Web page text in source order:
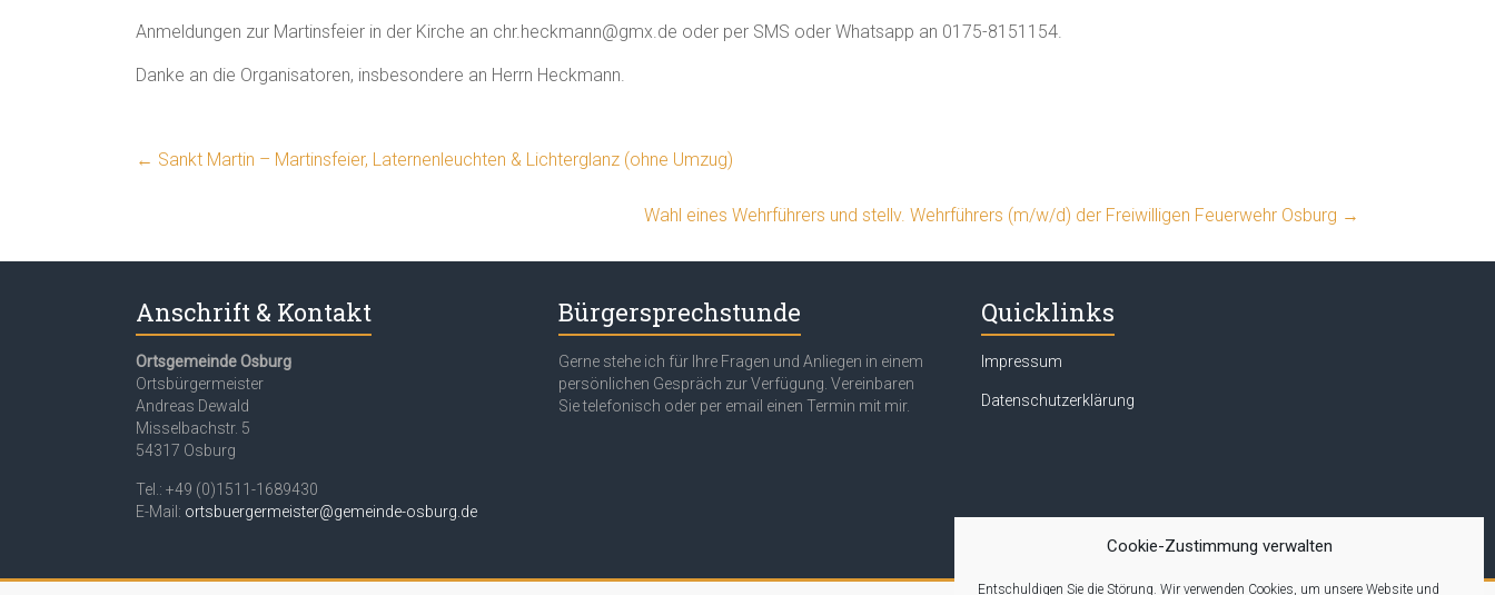
Cookie-Zustimmung verwalten
Entschuldigen Sie die Störung. Wir verwenden Cookies, um unsere Website und
Anmeldungen zur Martinsfeier in der Kirche an chr.heckmann@gmx.de oder per SMS oder Whatsapp an 0175-8151154.
Danke an die Organisatoren, insbesondere an Herrn Heckmann.
← Sankt Martin – Martinsfeier, Laternenleuchten & Lichterglanz (ohne Umzug)
Wahl eines Wehrführers und stellv. Wehrführers (m/w/d) der Freiwilligen Feuerwehr Osburg →
Anschrift & Kontakt
Ortsgemeinde Osburg
Ortsbürgermeister
Andreas Dewald
Misselbachstr. 5
54317 Osburg
Tel.: +49 (0)1511-1689430
E-Mail: ortsbuergermeister@gemeinde-osburg.de
Bürgersprechstunde
Gerne stehe ich für Ihre Fragen und Anliegen in einem
persönlichen Gespräch zur Verfügung. Vereinbaren
Sie telefonisch oder per email einen Termin mit mir.
Quicklinks
Impressum
Datenschutzerklärung